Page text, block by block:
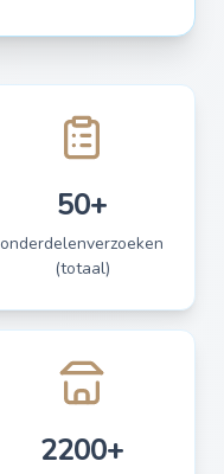
50+
onderdelenverzoeken
(totaal)
2200+